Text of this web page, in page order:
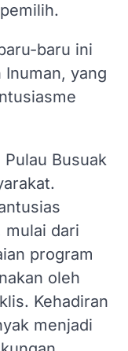
baru ini
Inuman, yang
Busuak
mulai dari
program
oleh
Kehadiran
menjadi